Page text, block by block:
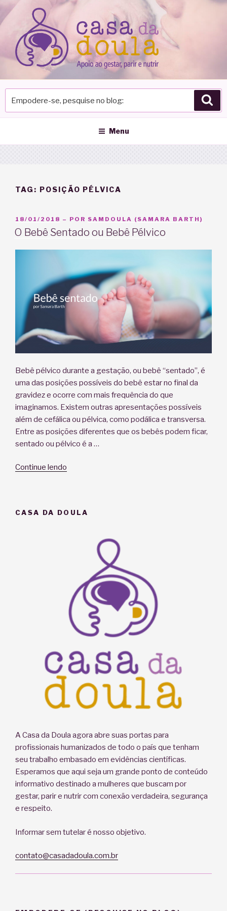
Pular
para
conteúdo
pesquise
blog
Menu
TAG: POSIÇÃO PÉLVICA
PUBLICADO
EM
18/01/2018 – POR SAMDOULA (SAMARA BARTH)
O Bebê Sentado ou Bebê Pélvico
Bebê pélvico durante a gestação, ou bebê “sentado”, é
uma das posições possíveis do bebê estar no final da
gravidez e ocorre com mais frequência do que
imaginamos. Existem outras apresentações possíveis
além de cefálica ou pélvica, como podálica e transversa.
Entre as posições diferentes que os bebês podem ficar,
sentado ou pélvico é a …
Continue lendo
Bebê
CASA DA DOULA
A Casa da Doula agora abre suas portas para
profissionais humanizados de todo o país que tenham
seu trabalho embasado em evidências científicas.
Esperamos que aqui seja um grande ponto de conteúdo
informativo destinado a mulheres que buscam por
gestar, parir e nutrir com conexão verdadeira, segurança
e respeito.
Informar sem tutelar é nosso objetivo.
contato@casadadoula.com.br